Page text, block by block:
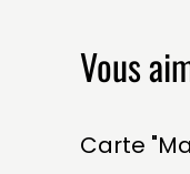
Vous
Carte